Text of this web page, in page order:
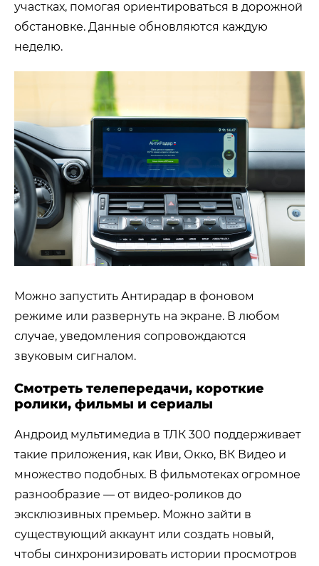
участках, помогая ориентироваться в дорожной
обстановке. Данные обновляются каждую
неделю.
Можно запустить Антирадар в фоновом
режиме или развернуть на экране. В любом
случае, уведомления сопровождаются
звуковым сигналом.
Смотреть телепередачи, короткие
ролики, фильмы и сериалы
Андроид мультимедиа в ТЛК 300 поддерживает
такие приложения, как Иви, Окко, ВК Видео и
множество подобных. В фильмотеках огромное
разнообразие — от видео-роликов до
эксклюзивных премьер. Можно зайти в
существующий аккаунт или создать новый,
чтобы синхронизировать истории просмотров